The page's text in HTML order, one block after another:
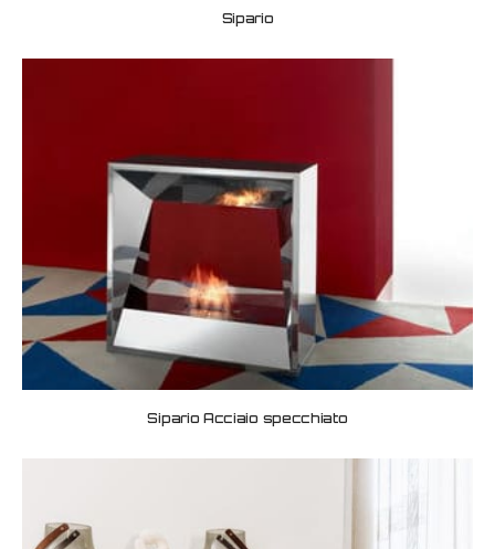
Sipario
Sipario Acciaio specchiato